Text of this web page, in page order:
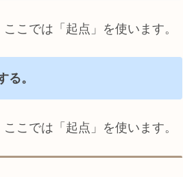
こでは「起点」を使います。
。
こでは「起点」を使います。